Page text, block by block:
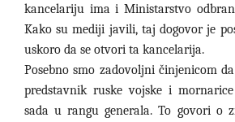
kancelariju ima i Ministarstvo
Kako su mediji javili, taj dogovor je
uskoro da se otvori ta kancelarija.
Posebno smo zadovoljni činjenicom
predstavnik ruske vojske i
sada u rangu generala. To govori o